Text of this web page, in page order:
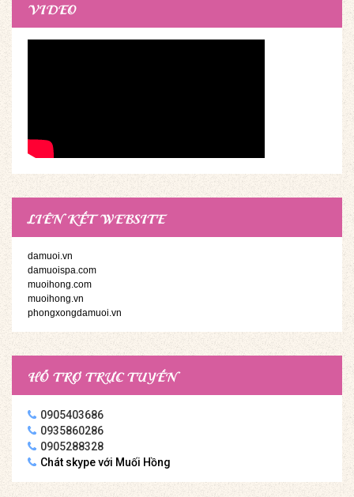
VIDEO
LIÊN KẾT WEBSITE
damuoi.vn
damuoispa.com
muoihong.com
muoihong.vn
phongxongdamuoi.vn
HỖ TRỢ TRỰC TUYẾN
0905403686
0935860286
0905288328
Chát skype với Muối Hồng